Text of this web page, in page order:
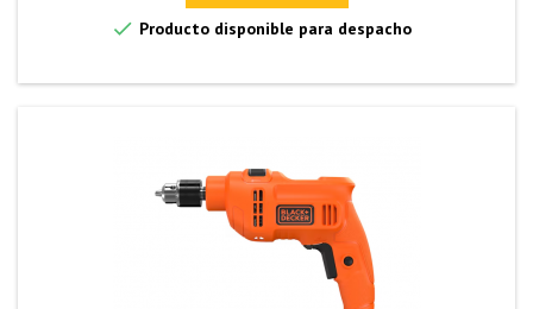
 Producto disponible para despacho